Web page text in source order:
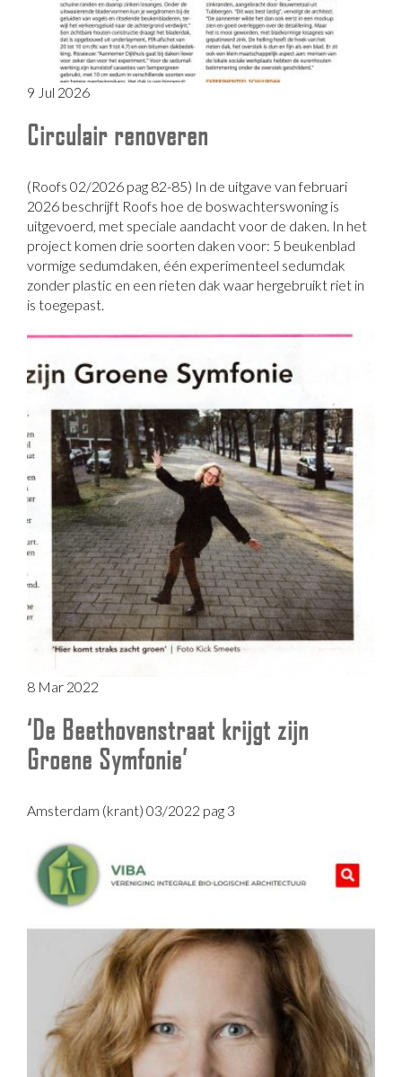
9 Jul 2026
Circulair renoveren
(Roofs 02/2026 pag 82-85) In de uitgave van februari
2026 beschrijft Roofs hoe de boswachterswoning is
uitgevoerd, met speciale aandacht voor de daken. In het
project komen drie soorten daken voor: 5 beukenblad
vormige sedumdaken, één experimenteel sedumdak
zonder plastic en een rieten dak waar hergebruikt riet in
is toegepast.
8 Mar 2022
‘De Beethovenstraat krijgt zijn
Groene Symfonie’
Amsterdam (krant) 03/2022 pag 3